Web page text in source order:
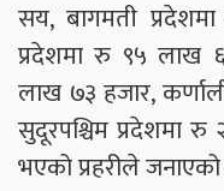
सय, बागमती
प्रदेशमा रु ९५ लाख
लाख ७३ हजार,
सुदूरपश्चिम प्रदेशमा
भएको प्रहरीले